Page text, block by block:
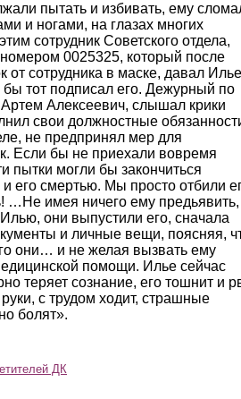
пытать и избивать, ему
и ногами, на глазах многих
сотрудник Советского отдела,
0025325, который после
от сотрудника в маске, давал Илье
бы тот подписал его. Дежурный по
Алексеевич, слышал крики
свои должностные
не предпринял мер для
Если бы не приехали вовремя
пытки могли бы закончиться
его смертью. Мы просто отбили
…Не имея ничего ему
они выпустили его, сначала
и личные вещи, поясняя,
они… и не желая вызвать ему
помощи. Илье сейчас
теряет сознание, его тошнит и
с трудом ходит, страшные
болят».
ДК